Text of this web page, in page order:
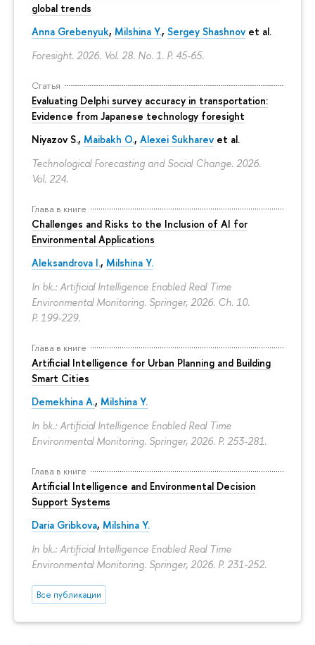
global trends
Anna Grebenyuk, Milshina Y., Sergey Shashnov et al.
Foresight. 2026. Vol. 28. No. 1. P. 45-65.
Статья
Evaluating Delphi survey accuracy in transportation:
Evidence from Japanese technology foresight
Niyazov S., Maibakh O., Alexei Sukharev et al.
Technological Forecasting and Social Change. 2026.
Vol. 224.
Глава в книге
Challenges and Risks to the Inclusion of AI for
Environmental Applications
Aleksandrova I., Milshina Y.
In bk.: Artificial Intelligence Enabled Real Time
Environmental Monitoring. Springer, 2026. Ch. 10.
P. 199-229.
Глава в книге
Artificial Intelligence for Urban Planning and Building
Smart Cities
Demekhina A., Milshina Y.
In bk.: Artificial Intelligence Enabled Real Time
Environmental Monitoring. Springer, 2026. P. 253-281.
Глава в книге
Artificial Intelligence and Environmental Decision
Support Systems
Daria Gribkova, Milshina Y.
In bk.: Artificial Intelligence Enabled Real Time
Environmental Monitoring. Springer, 2026. P. 231-252.
Все публикации